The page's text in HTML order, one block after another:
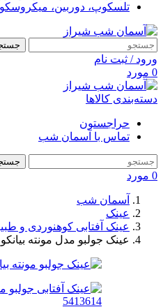
تلسکوپ، دوربین،
ورود / ثبت نام
0 مورد
دسته‌بندی کالاها
حراجستون
تماس با آسمان شب
0 مورد
آسمان شب
عینک
عینک آفتابی کوهنوردی و
عینک جولبو مدل مونته بیانکو‌ 2 کد 5413614